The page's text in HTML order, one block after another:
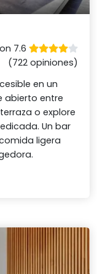
7.6
(722 opiniones)
en un
abierto entre
o explore
Un bar
ligera